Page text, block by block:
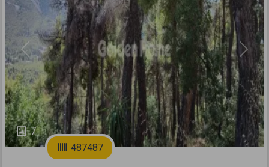
7
Previous Next
487487